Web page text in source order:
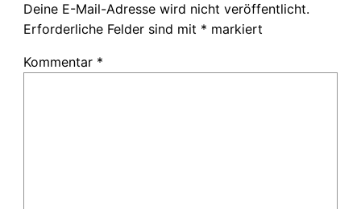
Deine E-Mail-Adresse wird nicht veröffentlicht.
Erforderliche Felder sind mit * markiert
Kommentar *